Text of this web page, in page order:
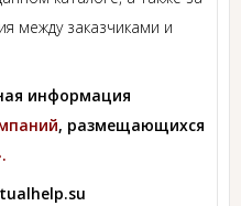
между заказчиками и
информация
, размещающихся